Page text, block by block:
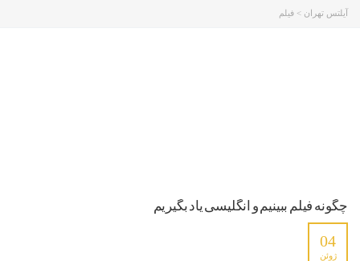
آیلتس تهران > فیلم
چگونه فیلم ببینیم و انگلیسی یاد بگیریم
04
ژوئن